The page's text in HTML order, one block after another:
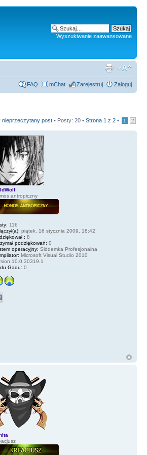
Wyszukiwanie zaawansowane
FAQ mChat Zarejestruj Zaloguj
nieprzeczytany post • Posty: 20 • Strona 1 z 2 • 1 2
antropiczny
116
piątek, 16 stycznia 2009, 18:42
: 8
podziękowań: 0
operacyjny: Siódemka Profesjonalna
Microsoft Visual Studio 2010
10.0.30319.1
Gadu: 0